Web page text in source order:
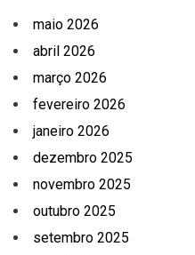
maio 2026
abril 2026
março 2026
fevereiro 2026
janeiro 2026
dezembro 2025
novembro 2025
outubro 2025
setembro 2025